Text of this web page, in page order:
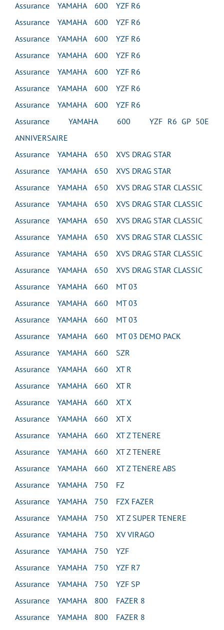
Assurance YAMAHA 600 YZF R6
Assurance YAMAHA 600 YZF R6
Assurance YAMAHA 600 YZF R6
Assurance YAMAHA 600 YZF R6
Assurance YAMAHA 600 YZF R6
Assurance YAMAHA 600 YZF R6
Assurance YAMAHA 600 YZF R6
Assurance YAMAHA 600 YZF R6 GP 50E
ANNIVERSAIRE
Assurance YAMAHA 650 XVS DRAG STAR
Assurance YAMAHA 650 XVS DRAG STAR
Assurance YAMAHA 650 XVS DRAG STAR CLASSIC
Assurance YAMAHA 650 XVS DRAG STAR CLASSIC
Assurance YAMAHA 650 XVS DRAG STAR CLASSIC
Assurance YAMAHA 650 XVS DRAG STAR CLASSIC
Assurance YAMAHA 650 XVS DRAG STAR CLASSIC
Assurance YAMAHA 650 XVS DRAG STAR CLASSIC
Assurance YAMAHA 660 MT 03
Assurance YAMAHA 660 MT 03
Assurance YAMAHA 660 MT 03
Assurance YAMAHA 660 MT 03 DEMO PACK
Assurance YAMAHA 660 SZR
Assurance YAMAHA 660 XT R
Assurance YAMAHA 660 XT R
Assurance YAMAHA 660 XT X
Assurance YAMAHA 660 XT X
Assurance YAMAHA 660 XT Z TENERE
Assurance YAMAHA 660 XT Z TENERE
Assurance YAMAHA 660 XT Z TENERE ABS
Assurance YAMAHA 750 FZ
Assurance YAMAHA 750 FZX FAZER
Assurance YAMAHA 750 XT Z SUPER TENERE
Assurance YAMAHA 750 XV VIRAGO
Assurance YAMAHA 750 YZF
Assurance YAMAHA 750 YZF R7
Assurance YAMAHA 750 YZF SP
Assurance YAMAHA 800 FAZER 8
Assurance YAMAHA 800 FAZER 8